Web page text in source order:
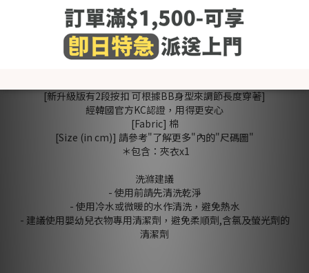
Made in Korea
100%棉質料，質地柔軟無刺激，呵護BB柔嫩肌膚。適合春夏天
穿著~
[新升級版有2段按扣 可根據BB身型來調節長度穿著]
經韓國官方KC認證，用得更安心
[Fabric] 棉
[Size (in cm)] 請參考"了解更多"內的"尺碼圖"
＊包含：夾衣x1
洗滌建議
- 使用前請先清洗乾淨
- 使用冷水或微暖的水作清洗，避免熱水
- 建議使用嬰幼兒衣物專用清潔劑，避免柔順劑,含氯及螢光劑的
清潔劑